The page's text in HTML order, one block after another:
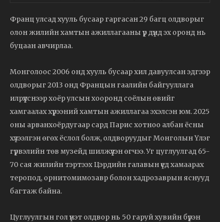
Франц улсад хууль бусаар гаргасан 29 багц олдворыг
олон жилийн хамтын ажиллагааны үр дүнд эх оронд нь
буцаан авчирлаа.
Монголоос 2006 онд хууль бусаар хил давуулсан эдгээр
олдворыг 2013 онд Францын гаалийн байгууллага
илрүүлснээр хоёр улсын хооронд соёлын өвийг
хамгаалах хүрээний хамтын ажиллагаа эхэлсэн юм. 2025
оны арванхоёрдугаар сард Парис хотноо албан ёсны
хүлээлгэн өгөх ёслол болж, олдворуудыг Монголын Үлэг
гүрвэлийн төв музейд шилжүүлэн өгчээ. Уг цуглуулгад 65-
70 сая жилийн тэртээх Цэрдийн галавын үед хамаарах
теропод, орнитомимозавр болон хадрозаврын яснууд
багтаж байна.
Цуглуулгын гол үнэт олдвор нь 50 гаруй хувийн бүрэн